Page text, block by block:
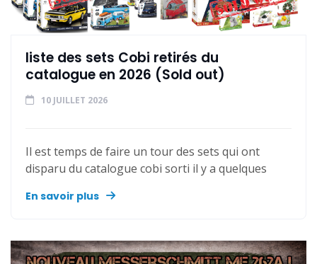
liste des sets Cobi retirés du
catalogue en 2026 (Sold out)
10 JUILLET 2026
Il est temps de faire un tour des sets qui ont
disparu du catalogue cobi sorti il y a quelques
En savoir plus